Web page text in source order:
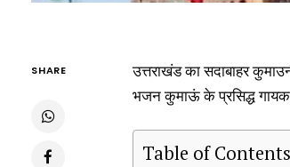
SHARE
उत्तराखंड का सदाबाहर
भजन कुमाऊं के प्रसिद्ध गायक
Table of Contents